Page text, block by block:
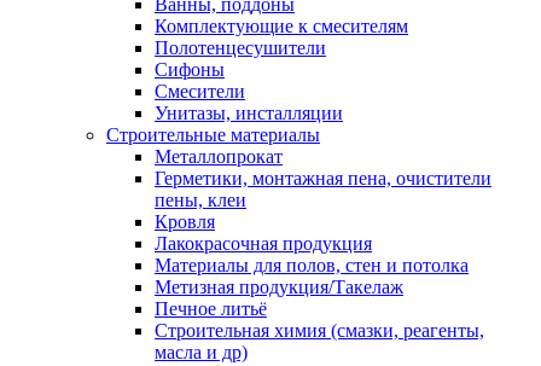
Ванны, поддоны
Комплектующие к смесителям
Полотенцесушители
Сифоны
Смесители
Унитазы, инсталляции
Строительные материалы
Металлопрокат
Герметики, монтажная пена, очистители
пены, клеи
Кровля
Лакокрасочная продукция
Материалы для полов, стен и потолка
Метизная продукция/Такелаж
Печное литьё
Строительная химия (смазки, реагенты,
масла и др)